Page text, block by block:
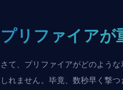
プリファイアが
さて、プリファイアがどのよう
しれません。毕竟、数秒早く撃